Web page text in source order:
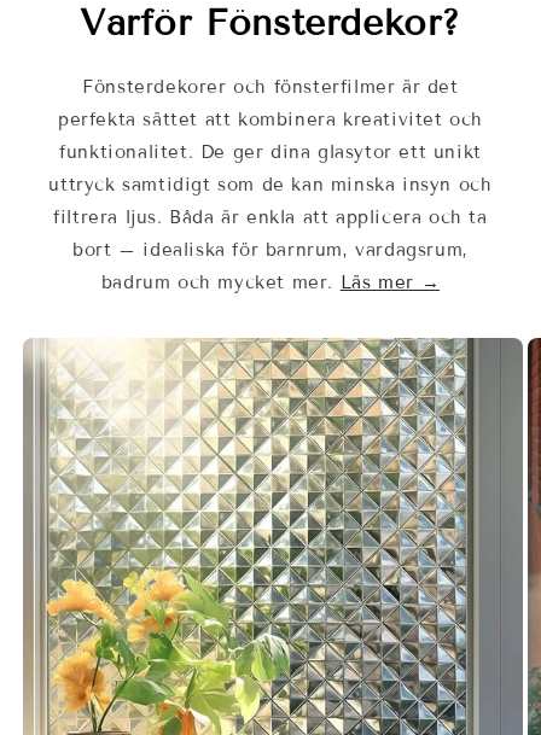
Varför Fönsterdekor?
Fönsterdekorer och fönsterfilmer är det
perfekta sättet att kombinera kreativitet och
funktionalitet. De ger dina glasytor ett unikt
uttryck samtidigt som de kan minska insyn och
filtrera ljus. Båda är enkla att applicera och ta
bort – idealiska för barnrum, vardagsrum,
badrum och mycket mer. Läs mer →